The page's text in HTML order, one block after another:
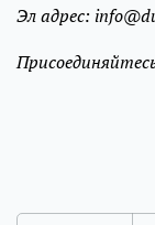
Эл адрес: